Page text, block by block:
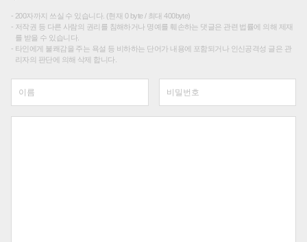
200자까지 쓰실 수 있습니다. (현재 0 byte / 최대 400byte)
저작권 등 다른 사람의 권리를 침해하거나 명예를 훼손하는 댓글은 관련 법률에 의해 제재
를 받을 수 있습니다.
타인에게 불쾌감을 주는 욕설 등 비하하는 단어가 내용에 포함되거나 인신공격성 글은 관
리자의 판단에 의해 삭제 합니다.